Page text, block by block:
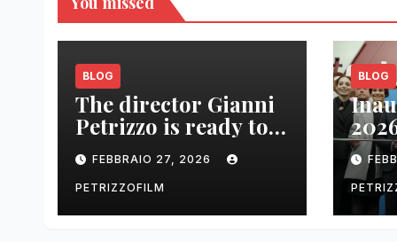
BLOG
The director Gianni
Petrizzo is ready to
tell Lessons in Love
FEBBRAIO 27, 2026
PETRIZZOFILM
BLOG